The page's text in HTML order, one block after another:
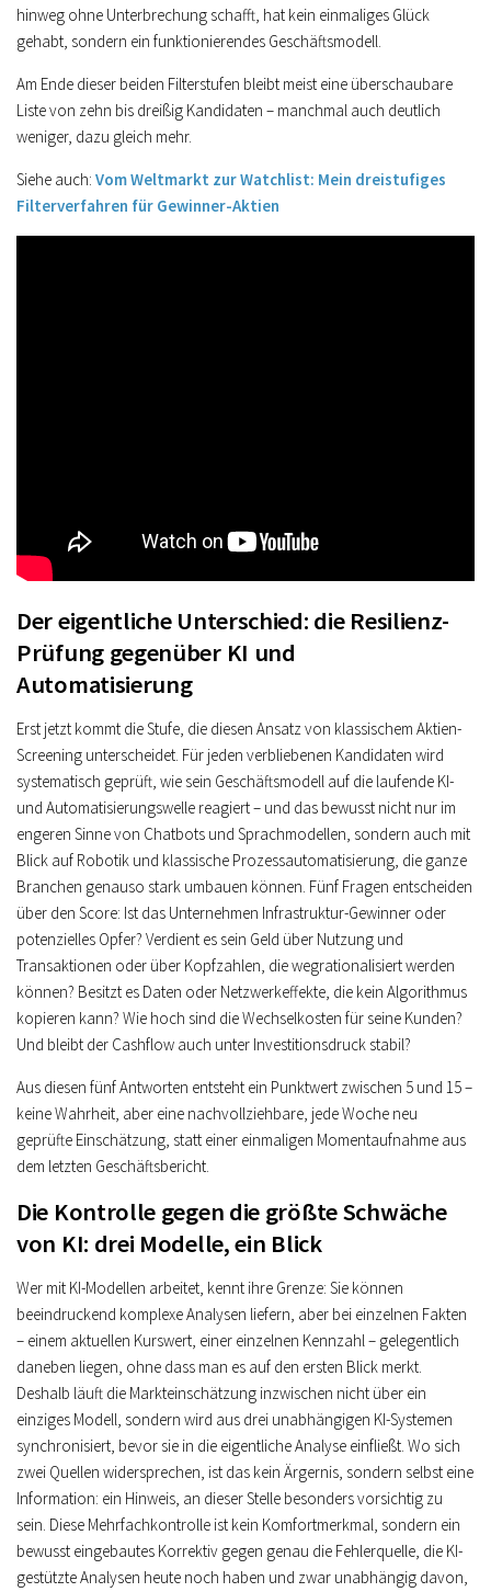
hinweg ohne Unterbrechung schafft, hat kein einmaliges Glück
gehabt, sondern ein funktionierendes Geschäftsmodell.
Am Ende dieser beiden Filterstufen bleibt meist eine überschaubare
Liste von zehn bis dreißig Kandidaten – manchmal auch deutlich
weniger, dazu gleich mehr.
Siehe auch: Vom Weltmarkt zur Watchlist: Mein dreistufiges
Filterverfahren für Gewinner-Aktien
Der eigentliche Unterschied: die Resilienz-
Prüfung gegenüber KI und
Automatisierung
Erst jetzt kommt die Stufe, die diesen Ansatz von klassischem Aktien-
Screening unterscheidet. Für jeden verbliebenen Kandidaten wird
systematisch geprüft, wie sein Geschäftsmodell auf die laufende KI-
und Automatisierungswelle reagiert – und das bewusst nicht nur im
engeren Sinne von Chatbots und Sprachmodellen, sondern auch mit
Blick auf Robotik und klassische Prozessautomatisierung, die ganze
Branchen genauso stark umbauen können. Fünf Fragen entscheiden
über den Score: Ist das Unternehmen Infrastruktur-Gewinner oder
potenzielles Opfer? Verdient es sein Geld über Nutzung und
Transaktionen oder über Kopfzahlen, die wegrationalisiert werden
können? Besitzt es Daten oder Netzwerkeffekte, die kein Algorithmus
kopieren kann? Wie hoch sind die Wechselkosten für seine Kunden?
Und bleibt der Cashflow auch unter Investitionsdruck stabil?
Aus diesen fünf Antworten entsteht ein Punktwert zwischen 5 und 15 –
keine Wahrheit, aber eine nachvollziehbare, jede Woche neu
geprüfte Einschätzung, statt einer einmaligen Momentaufnahme aus
dem letzten Geschäftsbericht.
Die Kontrolle gegen die größte Schwäche
von KI: drei Modelle, ein Blick
Wer mit KI-Modellen arbeitet, kennt ihre Grenze: Sie können
beeindruckend komplexe Analysen liefern, aber bei einzelnen Fakten
– einem aktuellen Kurswert, einer einzelnen Kennzahl – gelegentlich
daneben liegen, ohne dass man es auf den ersten Blick merkt.
Deshalb läuft die Markteinschätzung inzwischen nicht über ein
einziges Modell, sondern wird aus drei unabhängigen KI-Systemen
synchronisiert, bevor sie in die eigentliche Analyse einfließt. Wo sich
zwei Quellen widersprechen, ist das kein Ärgernis, sondern selbst eine
Information: ein Hinweis, an dieser Stelle besonders vorsichtig zu
sein. Diese Mehrfachkontrolle ist kein Komfortmerkmal, sondern ein
bewusst eingebautes Korrektiv gegen genau die Fehlerquelle, die KI-
gestützte Analysen heute noch haben und zwar unabhängig davon,